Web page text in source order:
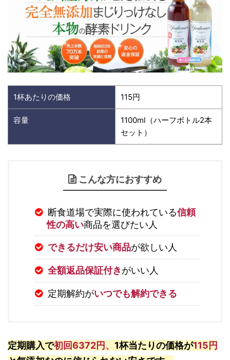
1杯あたりの価格 115円
容量
1100ml（ハーフボトル2本
セット）
こんな方におすすめ
断食道場で実際に使われている信頼
性の高い商品を選びたい人
できるだけ安い商品が欲しい人
全額返品保証付きがいい人
定期解約がいつでも解約できる
定期購入で初回6372円、 1杯当たりの価格が115円